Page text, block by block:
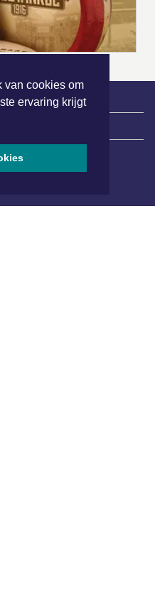
van cookies om
ervaring krijgt
Evenementen